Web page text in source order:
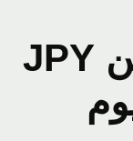
أسعار الصرف من JPY